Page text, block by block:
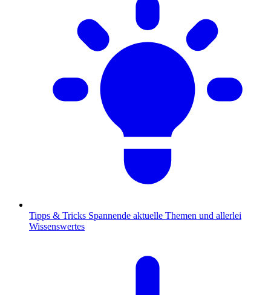
Tipps & Tricks Spannende aktuelle Themen und allerlei
Wissenswertes